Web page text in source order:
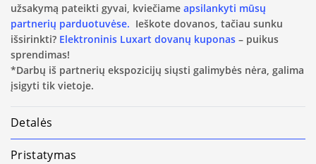
užsakymą pateikti gyvai, kviečiame apsilankyti mūsų
partnerių parduotuvėse. Ieškote dovanos, tačiau sunku
išsirinkti? Elektroninis Luxart dovanų kuponas – puikus
sprendimas!
*Darbų iš partnerių ekspozicijų siųsti galimybės nėra, galima
įsigyti tik vietoje.
Detalės
Pristatymas